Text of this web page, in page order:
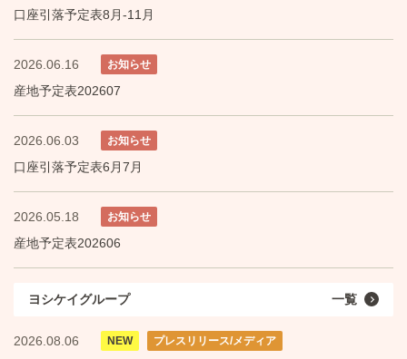
口座引落予定表8月-11月
2026.06.16 お知らせ
産地予定表202607
2026.06.03 お知らせ
口座引落予定表6月7月
2026.05.18 お知らせ
産地予定表202606
ヨシケイグループ 一覧
2026.08.06 NEW プレスリリース/メディア